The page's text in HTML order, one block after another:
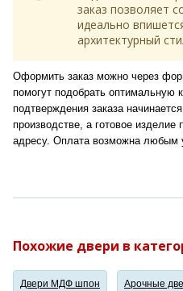
заказ позволяет
идеально
архитектурный
Оформить заказ можно через
помогут подобрать оптимальную
подтверждения заказа
производстве, а готовое изделие
адресу. Оплата возможна любым
Похожие двери в
Двери МДФ шпон Арочные